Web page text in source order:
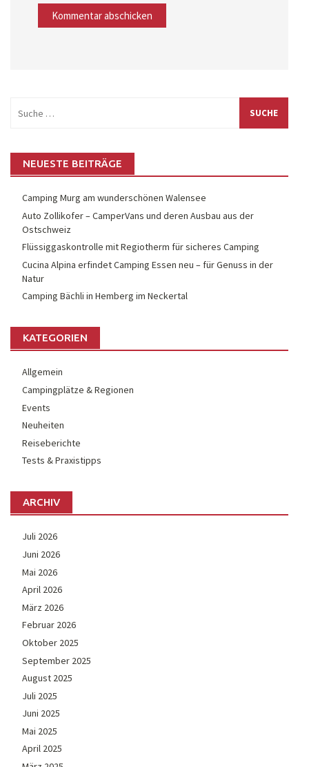
nach:
NEUESTE BEITRÄGE
Camping Murg am wunderschönen Walensee
Auto Zollikofer – CamperVans und deren Ausbau aus der
Ostschweiz
Flüssiggaskontrolle mit Regiotherm für sicheres Camping
Cucina Alpina erfindet Camping Essen neu – für Genuss in der
Natur
Camping Bächli in Hemberg im Neckertal
KATEGORIEN
Allgemein
Campingplätze & Regionen
Events
Neuheiten
Reiseberichte
Tests & Praxistipps
ARCHIV
Juli 2026
Juni 2026
Mai 2026
April 2026
März 2026
Februar 2026
Oktober 2025
September 2025
August 2025
Juli 2025
Juni 2025
Mai 2025
April 2025